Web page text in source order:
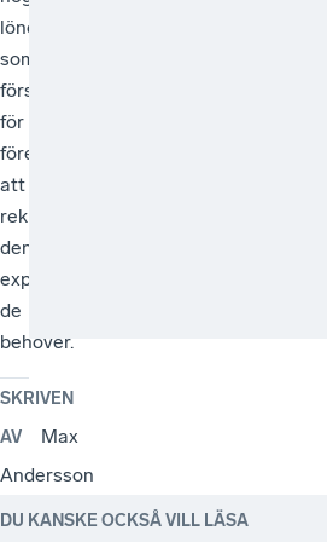
lönegolv
som
försvårar
för
företag
att
rekrytera
den
expertis
de
behöver.
SKRIVEN
AV
Max
Andersson
DU KANSKE OCKSÅ VILL LÄSA